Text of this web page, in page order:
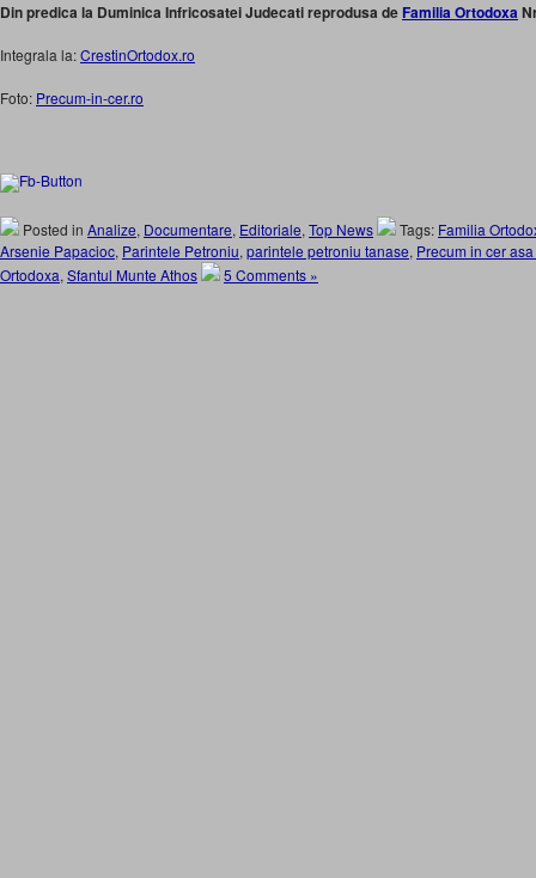
Din predica la Duminica Infricosatei Judecati reprodusa de Familia Ortodoxa
Integrala la:CrestinOrtodox.ro
Foto: Precum-in-cer.ro
Posted in Analize, Documentare, Editoriale, Top News Tags: Familia
Arsenie Papacioc, Parintele Petroniu, parintele petroniu tanase, Precum in cer
Ortodoxa, Sfantul Munte Athos 5 Comments »